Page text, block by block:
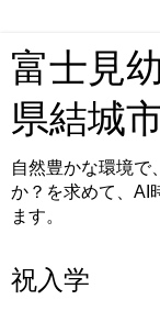
富士見
県結城
自然豊かな環境で
か？を求めて、AI
ます。
祝入学